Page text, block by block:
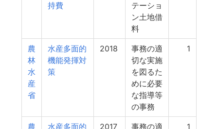
持費
テーショ
ン土地借
料
農
林
水
産
省
水産多面的
機能発揮対
策
2018
事務の適
切な実施
を図るた
めに必要
な指導等
の事務
1
農
水産多面的
2017
事務の適
1